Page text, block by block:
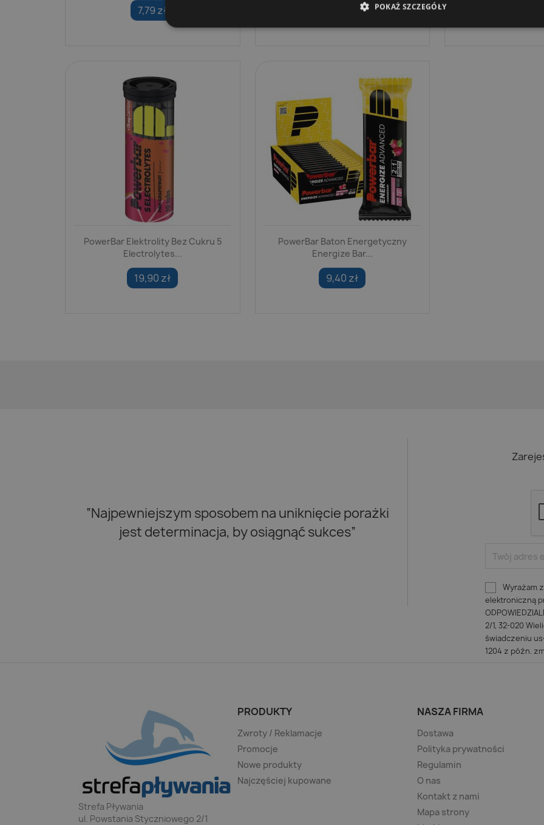
7,79 zł
PowerBar Elektrolity Bez Cukru 5
Electrolytes...
19,90 zł
PowerBar Baton Energetyczny
Energize Bar...
9,40 zł
“Najpewniejszym sposobem na uniknięcie porażki
jest determinacja, by osiągnąć sukces”
Wyrażam
elektroniczną
2/1, 32-020
świadczeniu
1204 z późn.
Strefa Pływania
ul. Powstania Styczniowego 2/1
PRODUKTY
Zwroty / Reklamacje
Promocje
Nowe produkty
Najczęściej kupowane
NASZA FIRMA
Dostawa
Polityka prywatności
Regulamin
O nas
Kontakt z nami
Mapa strony
POKAŻ SZCZEGÓŁY